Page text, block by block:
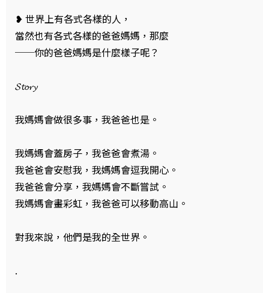
❥ 世界上有各式各樣的人，
當然也有各式各樣的爸爸媽媽，那麼
──你的爸爸媽媽是什麼樣子呢？
𝓢𝓽𝓸𝓻𝔂
我媽媽會做很多事，我爸爸也是。
我媽媽會蓋房子，我爸爸會煮湯。
我爸爸會安慰我，我媽媽會逗我開心。
我爸爸會分享，我媽媽會不斷嘗試。
我媽媽會畫彩虹，我爸爸可以移動高山。
對我來說，他們是我的全世界。
.